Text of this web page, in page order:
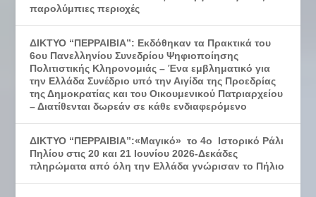
παρολύμπιες περιοχές
ΔΙΚΤΥΟ “ΠΕΡΡΑΙΒΙΑ”: Εκδόθηκαν τα Πρακτικά του
6ου Πανελληνίου Συνεδρίου Ψηφιοποίησης
Πολιτιστικής Κληρονομιάς – Ένα εμβληματικό για
την Ελλάδα Συνέδριο υπό την Αιγίδα της Προεδρίας
της Δημοκρατίας και του Οικουμενικού Πατριαρχείου
– Διατίθενται δωρεάν σε κάθε ενδιαφερόμενο
ΔΙΚΤΥΟ “ΠΕΡΡΑΙΒΙΑ”:«Μαγικό» το 4ο Ιστορικό Ράλι
Πηλίου στις 20 και 21 Ιουνίου 2026-Δεκάδες
πληρώματα από όλη την Ελλάδα γνώρισαν το Πήλιο